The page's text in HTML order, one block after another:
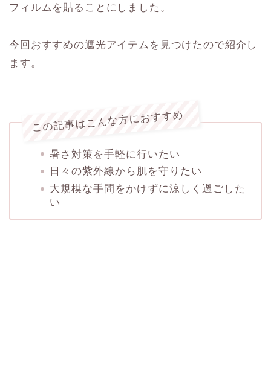
フィルムを貼ることにしました。
今回おすすめの遮光アイテムを見つけたので紹介し
ます。
この記事はこんな方におすすめ
暑さ対策を手軽に行いたい
日々の紫外線から肌を守りたい
大規模な手間をかけずに涼しく過ごした
い